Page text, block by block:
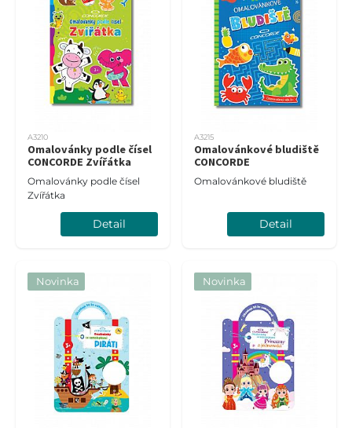
A3210
Omalovánky podle čísel
CONCORDE Zvířátka
Omalovánky podle čísel
Zvířátka
Detail
A3215
Omalovánkové bludiště
CONCORDE
Omalovánkové bludiště
Detail
Novinka Novinka